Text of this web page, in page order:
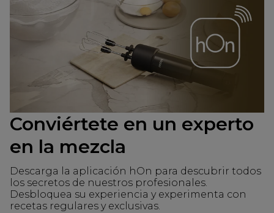
Conviértete en un experto
en la mezcla
Descarga la aplicación hOn para descubrir todos
los secretos de nuestros profesionales.
Desbloquea su experiencia y experimenta con
recetas regulares y exclusivas.